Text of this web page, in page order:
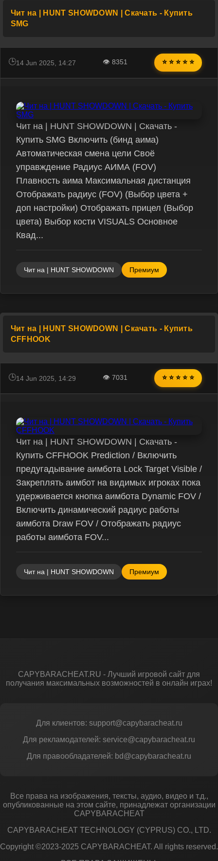
Чит на | HUNT SHOWDOWN | Скачать - Купить
SMG
14 Jun 2025, 14:27 👁 8351 ⭐ ⭐ ⭐ ⭐ ⭐
Чит на | HUNT SHOWDOWN | Скачать -
Купить SMG Включить (бинд аима)
Автоматическая смена цели Своё
управждение Радиус АИМА (FOV)
Плавность аима Максимальная дистанция
Отображать радиус (FOV) (Выбор цвета +
доп настройки) Отображать прицел (Выбор
цвета) Выбор кости VISUALS Основное
Квад...
Чит на | HUNT SHOWDOWN Премиум
Чит на | HUNT SHOWDOWN | Скачать - Купить
CFFHOOK
14 Jun 2025, 14:29 👁 7031 ⭐ ⭐ ⭐ ⭐ ⭐
Чит на | HUNT SHOWDOWN | Скачать -
Купить CFFHOOK Prediction / Включить
предугадывание аимбота Lock Target Visible /
Закреплять аимбот на видимых игроках пока
удерживается кнопка аимбота Dynamic FOV /
Включить динамический радиус работы
аимбота Draw FOV / Отображать радиус
работы аимбота FOV...
Чит на | HUNT SHOWDOWN Премиум
CAPYBARACHEAT.RU - Лучший игровой сайт для
получания максимальных возможностей в онлайн играх!
Для клиентов: support@capybaracheat.ru
Для рекламодателей: service@capybaracheat.ru
Для правообладателей: bd@capybaracheat.ru
Все права на изображения, тексты, аудио, видео и т.д.,
опубликованные на этом сайте, принадлежат организации
CAPYBARACHEAT
CAPYBARACHEAT TECHNOLOGY (CYPRUS) CO., LTD.
Copyright ©2023-2025 CAPYBARACHEAT. All rights reserved.